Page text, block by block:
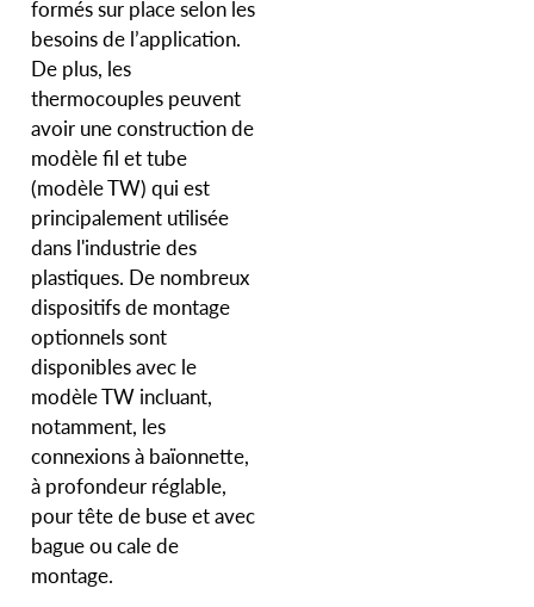
formés sur place selon les
besoins de l’application.
De plus, les
thermocouples peuvent
avoir une construction de
modèle fil et tube
(modèle TW) qui est
principalement utilisée
dans l'industrie des
plastiques. De nombreux
dispositifs de montage
optionnels sont
disponibles avec le
modèle TW incluant,
notamment, les
connexions à baïonnette,
à profondeur réglable,
pour tête de buse et avec
bague ou cale de
montage.